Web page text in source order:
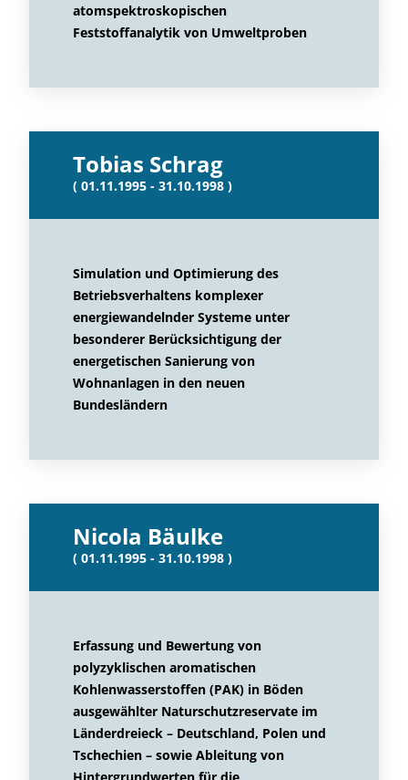
atomspektroskopischen
Feststoffanalytik von Umweltproben
Tobias Schrag
( 01.11.1995 - 31.10.1998 )
Simulation und Optimierung des
Betriebsverhaltens komplexer
energiewandelnder Systeme unter
besonderer Berücksichtigung der
energetischen Sanierung von
Wohnanlagen in den neuen
Bundesländern
Nicola Bäulke
( 01.11.1995 - 31.10.1998 )
Erfassung und Bewertung von
polyzyklischen aromatischen
Kohlenwasserstoffen (PAK) in Böden
ausgewählter Naturschutzreservate im
Länderdreieck – Deutschland, Polen und
Tschechien – sowie Ableitung von